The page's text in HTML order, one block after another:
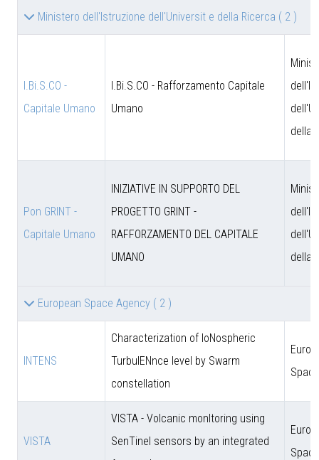
Ministero dell'Istruzione dell'Universit e della Ricerca ( 2 )
I.Bi.S.CO -
Capitale Umano
I.Bi.S.CO - Rafforzamento Capitale
Umano
della
Pon GRINT -
Capitale Umano
INIZIATIVE IN SUPPORTO DEL
PROGETTO GRINT -
RAFFORZAMENTO DEL CAPITALE
UMANO
della
European Space Agency ( 2 )
INTENS
Characterization of IoNospheric
TurbulENnce level by Swarm
constellation
VISTA
VISTA - Volcanic monItoring using
SenTinel sensors by an integrated